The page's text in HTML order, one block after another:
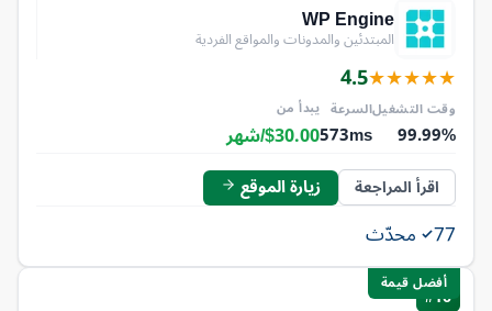
WP Engine
المبتدئين والمدونات والمواقع الفردية
77 محدّث
★
★
★
★
★
4.5
وقت التشغيل
99.99%
السرعة
573ms
يبدأ من
$30.00/شهر
اقرأ المراجعة زيارة الموقع
#16
أفضل قيمة